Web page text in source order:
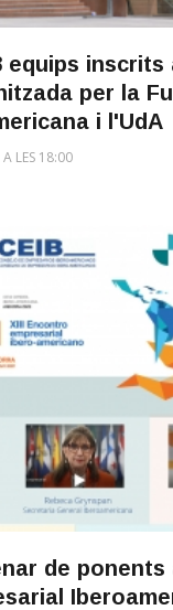
equips inscrits
per la
i l'UdA
LES 18:00
de ponents